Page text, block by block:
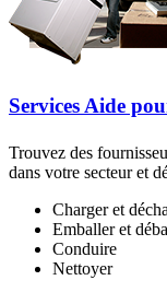
Services Aide
Trouvez des
dans votre secteur et
Charger et
Emballer et
Conduire
Nettoyer